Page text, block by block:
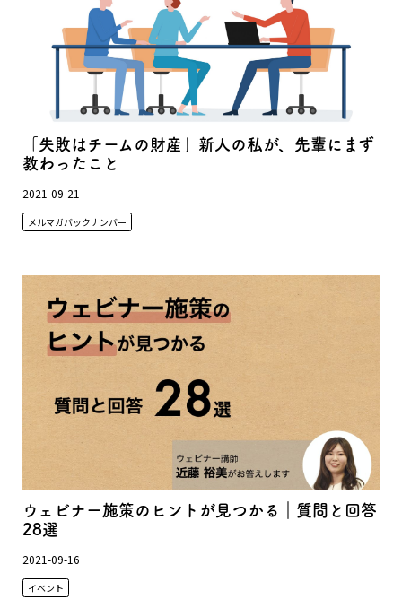
「失敗はチームの財産」新人の私が、先輩にまず
教わったこと
2021-09-21
メルマガバックナンバー
ウェビナー施策のヒントが見つかる｜質問と回答
28選
2021-09-16
イベント